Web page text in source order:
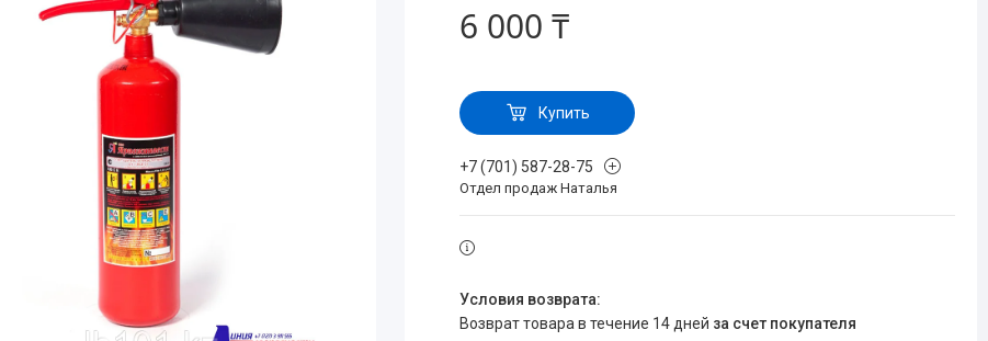
6 000 ₸
Купить
+7 (701) 587-28-75
Отдел продаж Наталья
возврат товара в течение 14 дней за счет покупателя